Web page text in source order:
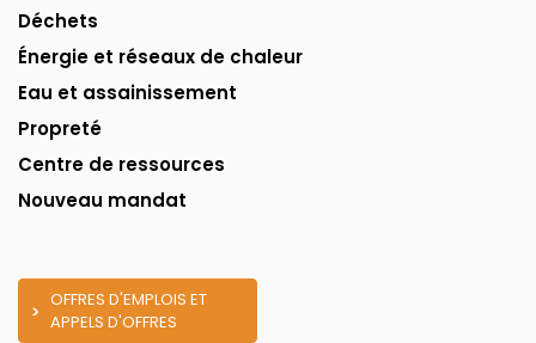
Déchets
Énergie et réseaux de chaleur
Eau et assainissement
Propreté
Centre de ressources
Nouveau mandat
OFFRES D'EMPLOIS ET
APPELS D'OFFRES